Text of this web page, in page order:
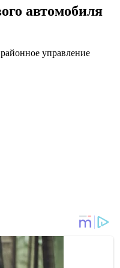
автомобиля
управление